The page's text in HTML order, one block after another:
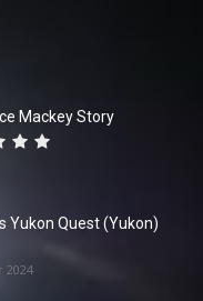
Mackey Story
Yukon Quest (Yukon)
2024